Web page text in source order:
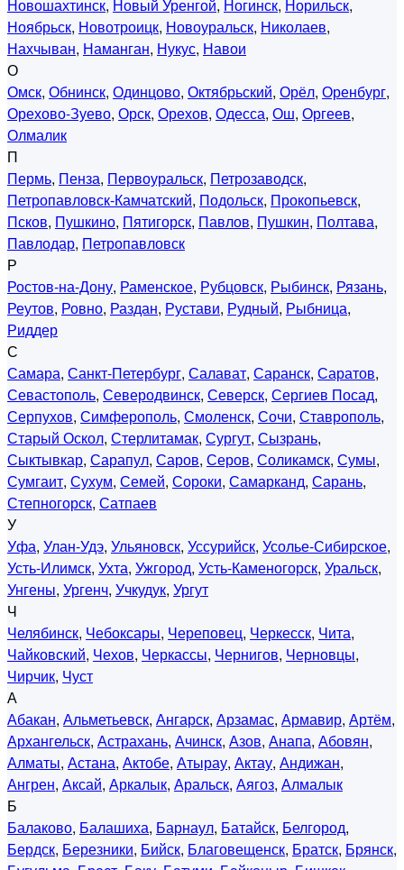
Новошахтинск, Новый Уренгой, Ногинск, Норильск,
Ноябрьск, Новотроицк, Новоуральск, Николаев,
Нахчыван, Наманган, Нукус, Навои
О
Омск, Обнинск, Одинцово, Октябрьский, Орёл, Оренбург,
Орехово-Зуево, Орск, Орехов, Одесса, Ош, Оргеев,
Олмалик
П
Пермь, Пенза, Первоуральск, Петрозаводск,
Петропавловск-Камчатский, Подольск, Прокопьевск,
Псков, Пушкино, Пятигорск, Павлов, Пушкин, Полтава,
Павлодар, Петропавловск
Р
Ростов-на-Дону, Раменское, Рубцовск, Рыбинск, Рязань,
Реутов, Ровно, Раздан, Рустави, Рудный, Рыбница,
Риддер
С
Самара, Санкт-Петербург, Салават, Саранск, Саратов,
Севастополь, Северодвинск, Северск, Сергиев Посад,
Серпухов, Симферополь, Смоленск, Сочи, Ставрополь,
Старый Оскол, Стерлитамак, Сургут, Сызрань,
Сыктывкар, Сарапул, Саров, Серов, Соликамск, Сумы,
Сумгаит, Сухум, Семей, Сороки, Самарканд, Сарань,
Степногорск, Сатпаев
У
Уфа, Улан-Удэ, Ульяновск, Уссурийск, Усолье-Сибирское,
Усть-Илимск, Ухта, Ужгород, Усть-Каменогорск, Уральск,
Унгены, Ургенч, Учкудук, Ургут
Ч
Челябинск, Чебоксары, Череповец, Черкесск, Чита,
Чайковский, Чехов, Черкассы, Чернигов, Черновцы,
Чирчик, Чуст
А
Абакан, Альметьевск, Ангарск, Арзамас, Армавир, Артём,
Архангельск, Астрахань, Ачинск, Азов, Анапа, Абовян,
Алматы, Астана, Актобе, Атырау, Актау, Андижан,
Ангрен, Аксай, Аркалык, Аральск, Аягоз, Алмалык
Б
Балаково, Балашиха, Барнаул, Батайск, Белгород,
Бердск, Березники, Бийск, Благовещенск, Братск, Брянск,